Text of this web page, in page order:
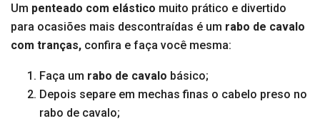
Um penteado com elástico muito prático e divertido
para ocasiões mais descontraídas é um rabo de cavalo
com tranças, confira e faça você mesma:
Faça um rabo de cavalo básico;
Depois separe em mechas finas o cabelo preso no
rabo de cavalo;